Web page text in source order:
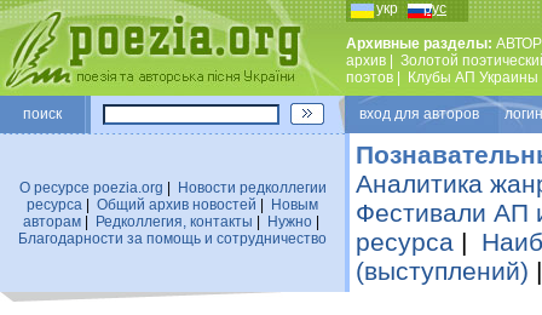
укр рус
Архивные разделы:
архив
Золотой
поэтов
Клубы АП Украины
поиск вход для авторов
О ресурсе poezia.org
Новости редколлегии
ресурса
Общий архив новостей
Новым
авторам| Редколлегия, контакты Нужно|
Благодарности за помощь и сотрудничество
Аналитика
Фестивали АП
ресурса |
(выступлений)